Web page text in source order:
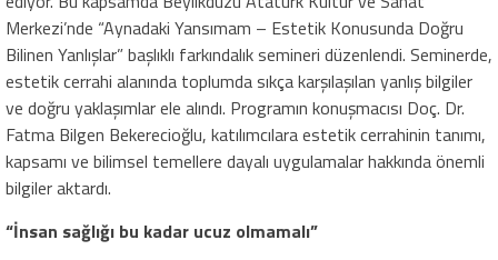
Merkezi’nde “Aynadaki Yansımam – Estetik Konusunda Doğru
Bilinen Yanlışlar” başlıklı farkındalık semineri düzenlendi. Seminerde,
estetik cerrahi alanında toplumda sıkça karşılaşılan yanlış bilgiler
ve doğru yaklaşımlar ele alındı. Programın konuşmacısı Doç. Dr.
Fatma Bilgen Bekerecioğlu, katılımcılara estetik cerrahinin tanımı,
kapsamı ve bilimsel temellere dayalı uygulamalar hakkında önemli
bilgiler aktardı.
“İnsan sağlığı bu kadar ucuz olmamalı”